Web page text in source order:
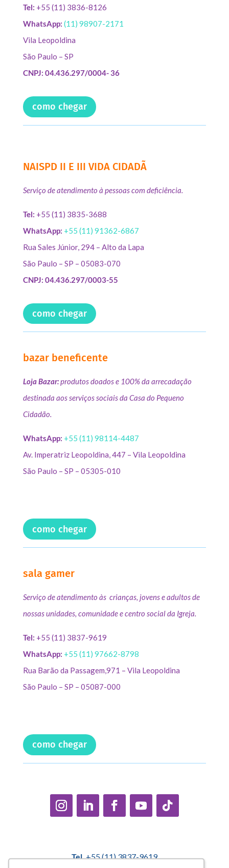
Tel: +55 (11) 3836-8126
WhatsApp: (11) 98907-2171
Vila Leopoldina
São Paulo – SP
CNPJ: 04.436.297/0004- 36
como chegar
NAISPD II E III VIDA CIDADÃ
Serviço de atendimento à pessoas com deficiência.
Tel: +55 (11) 3835-3688
WhatsApp: +55 (11) 91362-6867
Rua Sales Júnior, 294 – Alto da Lapa
São Paulo – SP – 05083-070
CNPJ: 04.436.297/0003-55
como chegar
bazar beneficente
Loja Bazar:produtos doados e 100% da arrecadação
destinada aos serviços sociais da Casa do Pequeno
Cidadão.
WhatsApp: +55 (11) 98114-4487
Av. Imperatriz Leopoldina, 447 – Vila Leopoldina
São Paulo – SP – 05305-010
como chegar
sala gamer
Serviço de atendimento às crianças, jovens e adultos de
nossas unidades, comunidade e centro social da Igreja.
Tel: +55 (11) 3837-9619
WhatsApp: +55 (11) 97662-8798
Rua Barão da Passagem,971 – Vila Leopoldina
São Paulo – SP – 05087-000
como chegar
Tel.+55 (11) 3837-9619